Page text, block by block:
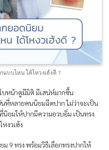
แบบไหน ได้โหวงเฮ้งดี ?
บหน้าดูมีมิติ มีเสน่ห์มากขึ้น
ที่หลายคนนิยมฉีดปาก ไม่ว่าจะเป็น
ยมให้ปากมีความอวบอิ่ม เป็นทรง
งวเฮ้ง
9 ทรง พร้อมวิธีเลือกทรงปากให้